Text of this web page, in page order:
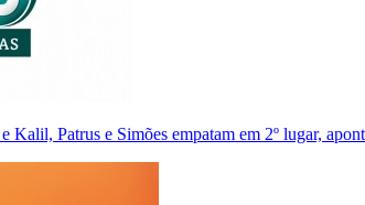
Kalil, Patrus e Simões empatam em 2º lugar,